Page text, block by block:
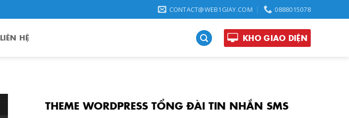
CONTACT@WEB1GIAY.COM 0888015078
LIÊN HỆ KHO GIAO DIỆN
THEME WORDPRESS TỔNG ĐÀI TIN NHẮN SMS